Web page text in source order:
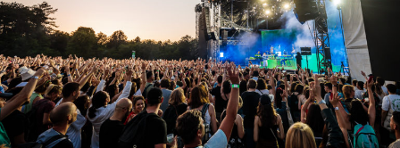
Voir toutes les publications
MOTS CLÉS ACTU ACTU RAP CLIP LARRY
NOBLABLA
SINGLE
SORTIE